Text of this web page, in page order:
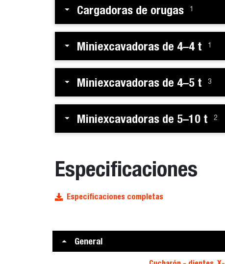
Cargadoras de orugas 1
Miniexcavadoras de 4–4 t 1
Miniexcavadoras de 4–5 t 3
Miniexcavadoras de 5–10 t 2
Especificaciones
Especificaciones completas
General